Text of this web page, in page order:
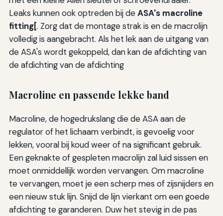
Leaks kunnen ook optreden bij deASA's macroline
fitting[. Zorg dat de montage strak is en de macrolijn
volledig is aangebracht. Als het lek aan de uitgang van
de ASA's wordt gekoppeld, dan kan de afdichting van
de afdichting van de afdichting
Macroline en passende lekke band
Macroline, de hogedrukslang die de ASA aan de
regulator of het lichaam verbindt, is gevoelig voor
lekken, vooral bij koud weer of na significant gebruik.
Een geknakte of gespleten macrolijn zal luid sissen en
moet onmiddellijk worden vervangen. Om macroline
te vervangen, moet je een scherp mes of zijsnijders en
een nieuw stuk lijn. Snijd de lijn vierkant om een goede
afdichting te garanderen. Duw het stevig in de pas